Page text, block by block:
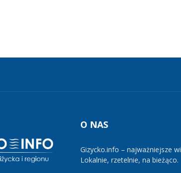
O NAS
Gizycko.info – najważniejsze
Lokalnie, rzetelnie, na bieżąco.